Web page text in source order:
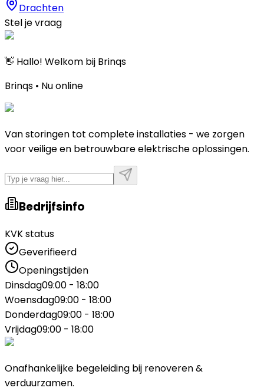
Drachten
Stel je vraag
👋 Hallo! Welkom bij Brinqs
Brinqs • Nu online
Van storingen tot complete installaties - we zorgen
voor veilige en betrouwbare elektrische oplossingen.
Bedrijfsinfo
KVK status
Geverifieerd
Openingstijden
Dinsdag09:00 - 18:00
Woensdag09:00 - 18:00
Donderdag09:00 - 18:00
Vrijdag09:00 - 18:00
Onafhankelijke begeleiding bij renoveren &
verduurzamen.